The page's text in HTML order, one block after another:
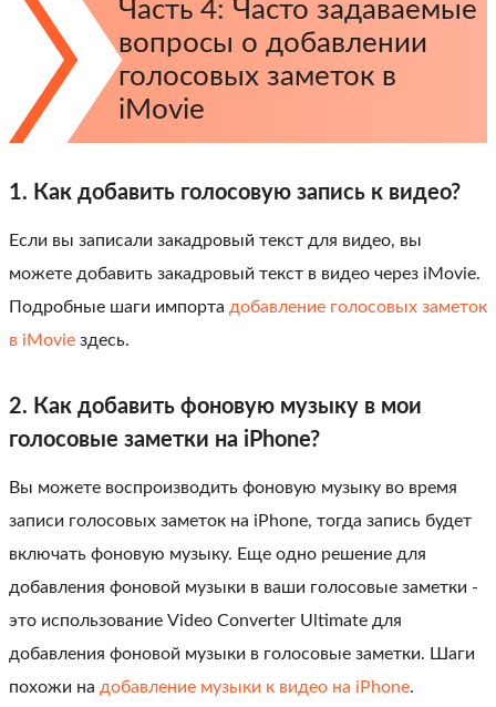
Часть 4: Часто задаваемые
вопросы о добавлении
голосовых заметок в
iMovie
1. Как добавить голосовую запись к видео?
Если вы записали закадровый текст для видео, вы
можете добавить закадровый текст в видео через iMovie.
Подробные шаги импорта добавление голосовых заметок
в iMovie здесь.
2. Как добавить фоновую музыку в мои
голосовые заметки на iPhone?
Вы можете воспроизводить фоновую музыку во время
записи голосовых заметок на iPhone, тогда запись будет
включать фоновую музыку. Еще одно решение для
добавления фоновой музыки в ваши голосовые заметки -
это использование Video Converter Ultimate для
добавления фоновой музыки в голосовые заметки. Шаги
похожи на добавление музыки к видео на iPhone.